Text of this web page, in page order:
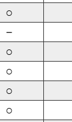
○
－
○
○
○
○